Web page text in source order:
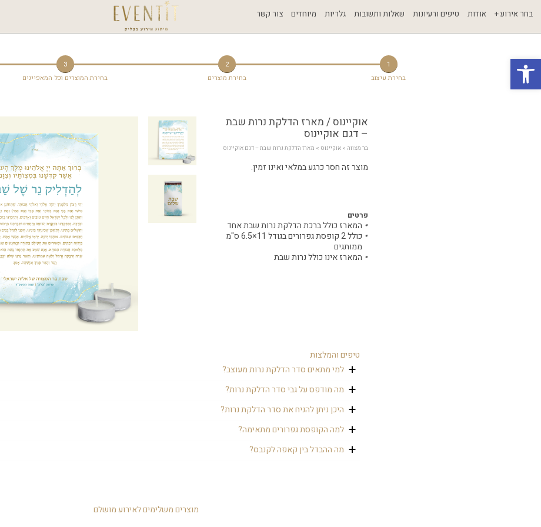
פתח סרגל נגישות
בחר אירוע + אודות טיפים ורעיונות שאלות ותשובות גלריות מיוחדים צור קשר
1
בחירת עיצוב
2
בחירת מוצרים
3
בחירת המוצרים וכל המאפיינים
אוקיינוס / מארז הדלקת נרות שבת
– דגם אוקיינוס
בר מצווה > אוקיינוס > מארז הדלקת נרות שבת – דגם אוקיינוס
מוצר זה חסר כרגע במלאי ואינו זמין.
פרטים
המארז כולל ברכת הדלקת נרות שבת אחד
כולל 2 קופסת גפרורים בגודל 11×6.5 ס"מ
ממותגים
המארז אינו כולל נרות שבת
טיפים והמלצות
למי מתאים סדר הדלקת נרות מעוצב?
סדר הדלקת נרות מתאים לשבת בר מצווה להדלקת הנרות. הוא מכניס את האורחים לאווירת בר המצווה ומבדל
את אזור הדלקת הנרות במלון מיתר האורחים.
מה מודפס על גבי סדר הדלקת נרות?
ברכת הדלקת נרות שבת ואת ברכת "יהי רצון" שאומרים אחרי ההדלקה. לזה מוסיפים את המיתוג המיוחד, והנה
לכם סדר הדלקה ייחודי.
היכן ניתן להניח את סדר הדלקת נרות?
ניתן להניח ליד עמדת הדלקת הנרות במלון.
למה הקופסת גפרורים מתאימה?
קופסת גפרורים ממותגת היא תוספת מושלמת לסדר הדלקת הנרות לשבת בר מצווה.
מה ההבדל בין קאפה לקנבס?
מוצרים משלימים לאירוע מושלם